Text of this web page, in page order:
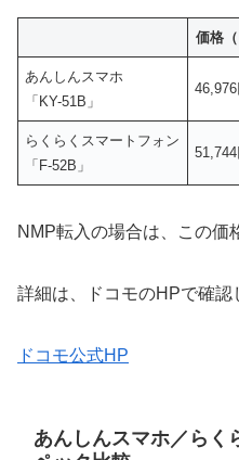
価格（
あんしんスマホ
「KY-51B」
46,976
らくらくスマートフォン
「F-52B」
51,744
NMP転入の場合は、この価
詳細は、ドコモのHPで確認
ドコモ公式HP
あんしんスマホ／らく